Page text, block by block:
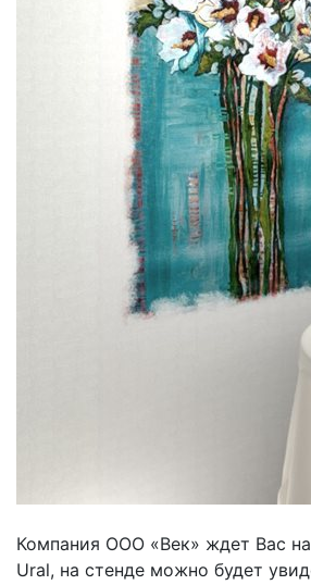
Компания ООО «Век» ждет Вас
Ural, на стенде можно будет